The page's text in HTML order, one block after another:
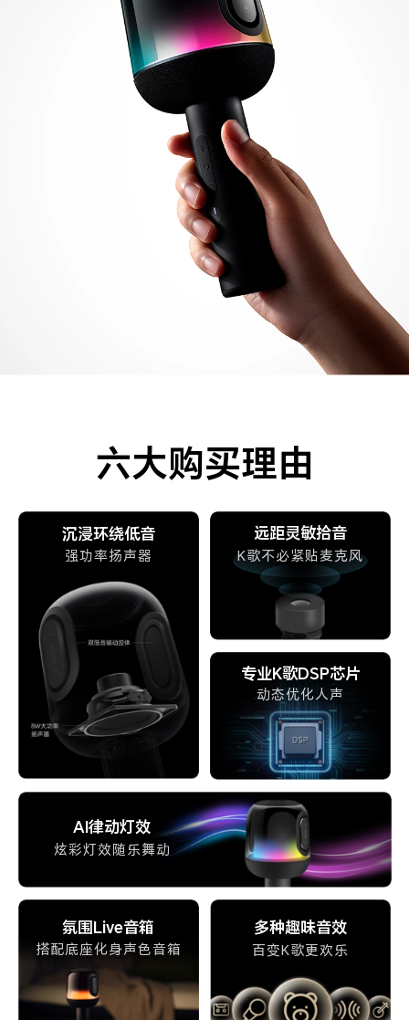
六大购买理由
沉浸环绕低音
强功率扬声器
远距灵敏拾音
K歌不必紧贴麦克风
氛围Live音箱
搭配底座化身声色音箱
专业K歌DSP芯片
动态优化人声
多种趣味音效
百变K歌更欢乐
AI律动灯效
炫彩灯效随乐舞动